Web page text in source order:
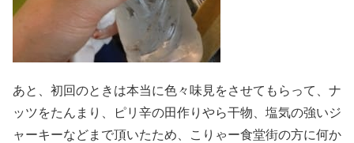
あと、初回のときは本当に色々味見をさせてもらって、ナ
ッツをたんまり、ピリ辛の田作りやら干物、塩気の強いジ
ャーキーなどまで頂いたため、こりゃー食堂街の方に何か